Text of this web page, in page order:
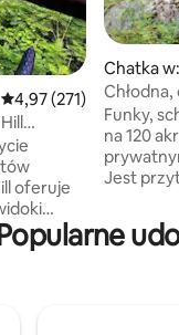
Średnia ocena: 4,97 na
4,97 (271)
oferuje
się
Chatka
Chłodna,
akrach
Funky,
na 120
Jest
drewna.